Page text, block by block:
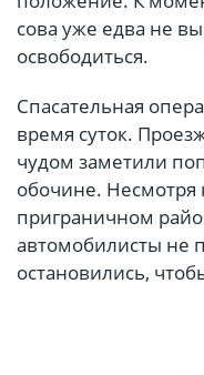
сова уже едва не
освободиться.
Спасательная
время суток.
чудом заметили
обочине. Несмотря
приграничном
автомобилисты не
остановились,